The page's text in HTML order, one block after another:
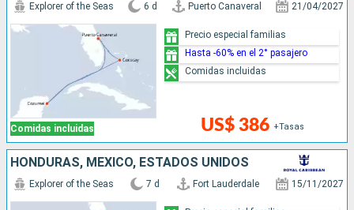
Comidas incluidas
Explorer of the Seas 6 d Puerto Canaveral 21/04/2027
US$ 386 +Tasas
Precio especial familias
Hasta -60% en el 2° pasajero
Comidas incluidas
HONDURAS, MÉXICO, ESTADOS UNIDOS
Explorer of the Seas 7 d Fort Lauderdale 15/11/2027